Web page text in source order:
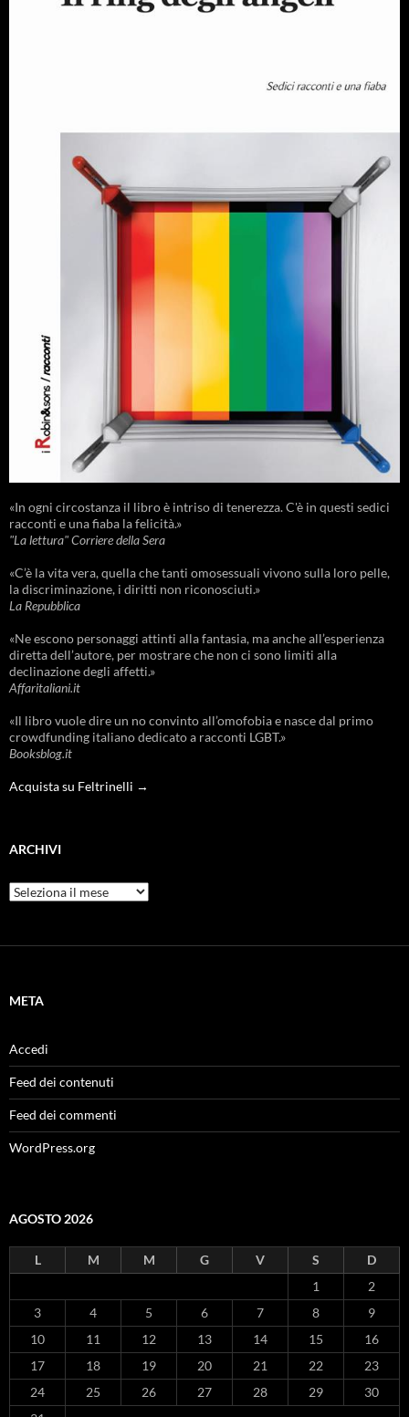
«In ogni circostanza il libro è intriso di tenerezza. C'è in questi sedici
racconti e una fiaba la felicità.»
"La lettura" Corriere della Sera
«C’è la vita vera, quella che tanti omosessuali vivono sulla loro pelle,
la discriminazione, i diritti non riconosciuti.»
La Repubblica
«Ne escono personaggi attinti alla fantasia, ma anche all’esperienza
diretta dell’autore, per mostrare che non ci sono limiti alla
declinazione degli affetti.»
Affaritaliani.it
«Il libro vuole dire un no convinto all’omofobia e nasce dal primo
crowdfunding italiano dedicato a racconti LGBT.»
Booksblog.it
Acquista su Feltrinelli →
ARCHIVI
Archivi
META
Accedi
Feed dei contenuti
Feed dei commenti
WordPress.org
AGOSTO 2026
L M M G V S
D
1
2
3
4 5 6 7 8
9
10
11 12 13 14 15
16
17
18 19 20 21 22
23
24
25 26 27 28 29
30